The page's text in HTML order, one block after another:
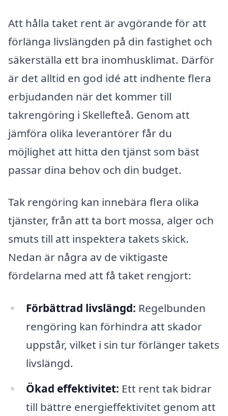
Att hålla taket rent är avgörande för att
förlänga livslängden på din fastighet och
säkerställa ett bra inomhusklimat. Därför
är det alltid en god idé att indhente flera
erbjudanden när det kommer till
takrengöring i Skellefteå. Genom att
jämföra olika leverantörer får du
möjlighet att hitta den tjänst som bäst
passar dina behov och din budget.
Tak rengöring kan innebära flera olika
tjänster, från att ta bort mossa, alger och
smuts till att inspektera takets skick.
Nedan är några av de viktigaste
fördelarna med att få taket rengjort:
Förbättrad livslängd: Regelbunden
rengöring kan förhindra att skador
uppstår, vilket i sin tur förlänger takets
livslängd.
Ökad effektivitet: Ett rent tak bidrar
till bättre energieffektivitet genom att